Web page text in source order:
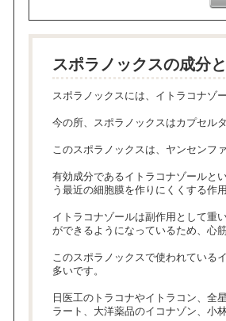
スポラノックスの成分
スポラノックスには、イトラコナゾ
今の所、スポラノックスはカプセル
このスポラノックスは、ヤンセンフ
有効成分であるイトラコナゾールと
う最近の細胞膜を作りにくくする作
イトラコナゾールは副作用として重
ができるようになっているため、心
このスポラノックスで使われている
多いです。
日医工のトラコナやイトラコン、全
ラート、大洋薬品のイコナゾン、小